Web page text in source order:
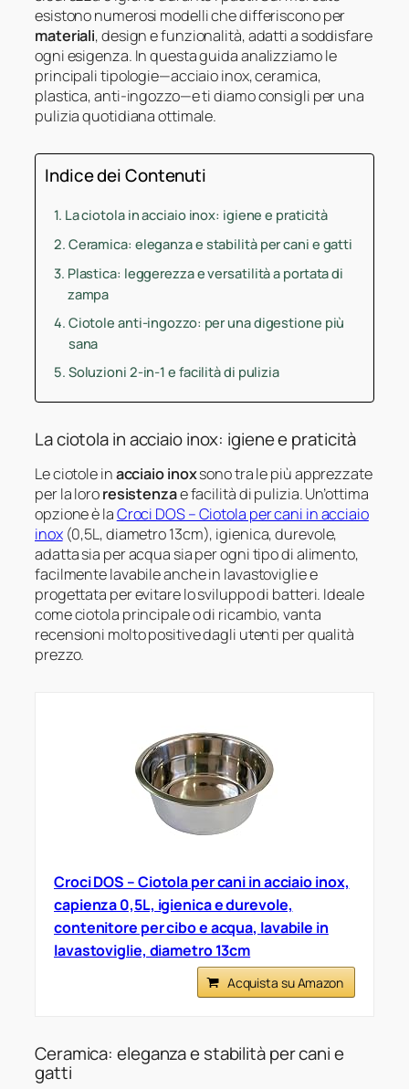
esistono numerosi modelli che differiscono per
materiali, design e funzionalità, adatti a soddisfare
ogni esigenza. In questa guida analizziamo le
principali tipologie—acciaio inox, ceramica,
plastica, anti-ingozzo—e ti diamo consigli per una
pulizia quotidiana ottimale.
Indice dei Contenuti
La ciotola in acciaio inox: igiene e praticità
Ceramica: eleganza e stabilità per cani e gatti
Plastica: leggerezza e versatilità a portata di
zampa
Ciotole anti-ingozzo: per una digestione più
sana
Soluzioni 2-in-1 e facilità di pulizia
La ciotola in acciaio inox: igiene e praticità
Le ciotole inacciaio inoxsono tra le più apprezzate
per la lororesistenzae facilità di pulizia. Un’ottima
opzione è laCroci DOS – Ciotola per cani in acciaio
inox(0,5L, diametro 13cm), igienica, durevole,
adatta sia per acqua sia per ogni tipo di alimento,
facilmente lavabile anche in lavastoviglie e
progettata per evitare lo sviluppo di batteri. Ideale
come ciotola principale o di ricambio, vanta
recensioni molto positive dagli utenti per qualità
prezzo.
Croci DOS – Ciotola per cani in acciaio inox,
capienza 0,5L, igienica e durevole,
contenitore per cibo e acqua, lavabile in
lavastoviglie, diametro 13cm
Acquista su Amazon
Ceramica: eleganza e stabilità per cani e
gatti